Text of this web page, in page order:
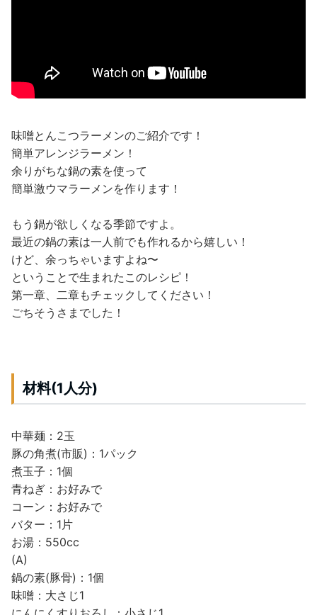
味噌とんこつラーメンのご紹介です！
簡単アレンジラーメン！
余りがちな鍋の素を使って
簡単激ウマラーメンを作ります！
もう鍋が欲しくなる季節ですよ。
最近の鍋の素は一人前でも作れるから嬉しい！
けど、余っちゃいますよね〜
ということで生まれたこのレシピ！
第一章、二章もチェックしてください！
ごちそうさまでした！
材料(1人分)
中華麺：2玉
豚の角煮(市販)：1パック
煮玉子：1個
青ねぎ：お好みで
コーン：お好みで
バター：1片
お湯：550cc
(A)
鍋の素(豚骨)：1個
味噌：大さじ1